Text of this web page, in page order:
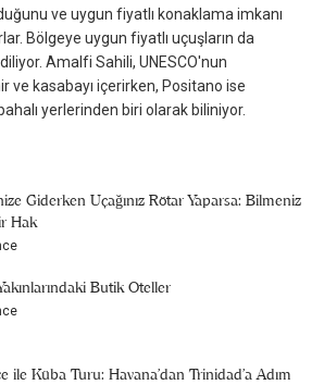
ve uygun fiyatlı konaklama imkanı
Bölgeye uygun fiyatlı uçuşların da
Amalfi Sahili, UNESCO'nun
ve kasabayı içerirken, Positano ise
yerlerinden biri olarak biliniyor.
Giderken Uçağınız Rötar Yaparsa: Bilmeniz
Hak
Butik Oteller
ile Küba Turu: Havana'dan Trinidad'a Adım